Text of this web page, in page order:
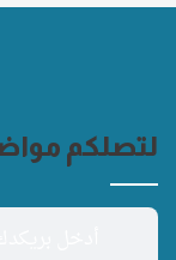
لتصلكم